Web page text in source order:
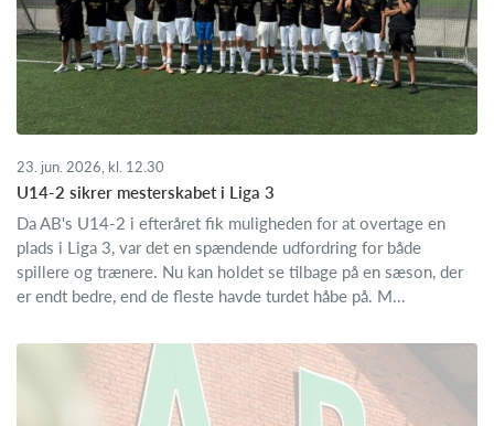
23. jun. 2026, kl. 12.30
U14-2 sikrer mesterskabet i Liga 3
Da AB's U14-2 i efteråret fik muligheden for at overtage en
plads i Liga 3, var det en spændende udfordring for både
spillere og trænere. Nu kan holdet se tilbage på en sæson, der
er endt bedre, end de fleste havde turdet håbe på. M...